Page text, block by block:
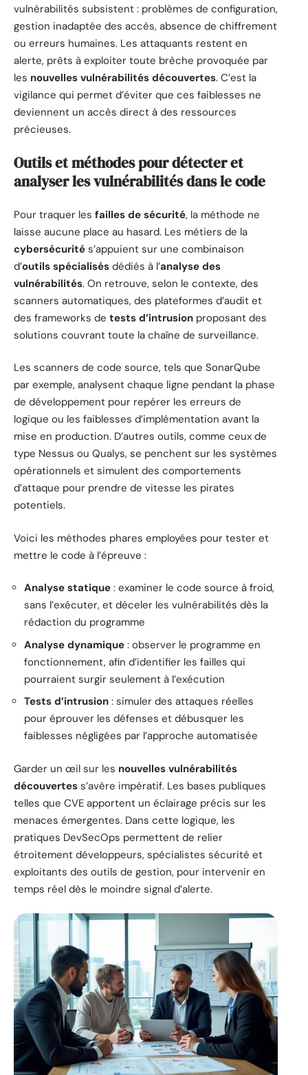
vulnérabilités subsistent : problèmes de configuration,
gestion inadaptée des accès, absence de chiffrement
ou erreurs humaines. Les attaquants restent en
alerte, prêts à exploiter toute brèche provoquée par
les nouvelles vulnérabilités découvertes. C’est la
vigilance qui permet d’éviter que ces faiblesses ne
deviennent un accès direct à des ressources
précieuses.
Outils et méthodes pour détecter et
analyser les vulnérabilités dans le code
Pour traquer les failles de sécurité, la méthode ne
laisse aucune place au hasard. Les métiers de la
cybersécurité s’appuient sur une combinaison
d’outils spécialisés dédiés à l’analyse des
vulnérabilités. On retrouve, selon le contexte, des
scanners automatiques, des plateformes d’audit et
des frameworks de tests d’intrusion proposant des
solutions couvrant toute la chaîne de surveillance.
Les scanners de code source, tels que SonarQube
par exemple, analysent chaque ligne pendant la phase
de développement pour repérer les erreurs de
logique ou les faiblesses d’implémentation avant la
mise en production. D’autres outils, comme ceux de
type Nessus ou Qualys, se penchent sur les systèmes
opérationnels et simulent des comportements
d’attaque pour prendre de vitesse les pirates
potentiels.
Voici les méthodes phares employées pour tester et
mettre le code à l’épreuve :
Analyse statique : examiner le code source à froid,
sans l’exécuter, et déceler les vulnérabilités dès la
rédaction du programme
Analyse dynamique : observer le programme en
fonctionnement, afin d’identifier les failles qui
pourraient surgir seulement à l’exécution
Tests d’intrusion : simuler des attaques réelles
pour éprouver les défenses et débusquer les
faiblesses négligées par l’approche automatisée
Garder un œil sur les nouvelles vulnérabilités
découvertes s’avère impératif. Les bases publiques
telles que CVE apportent un éclairage précis sur les
menaces émergentes. Dans cette logique, les
pratiques DevSecOps permettent de relier
étroitement développeurs, spécialistes sécurité et
exploitants des outils de gestion, pour intervenir en
temps réel dès le moindre signal d’alerte.